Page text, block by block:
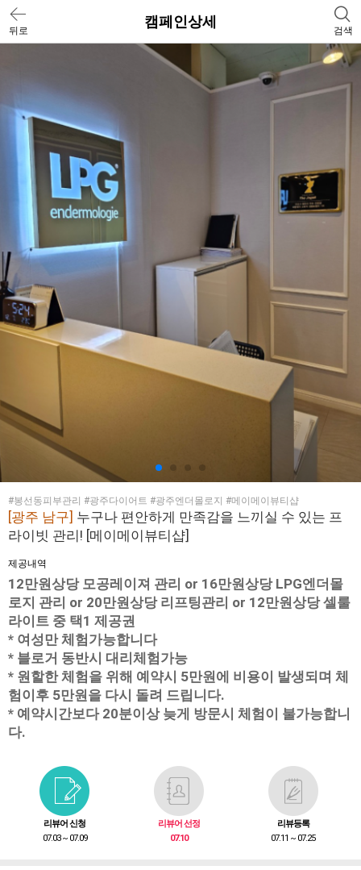
뒤로
캠페인상세
검색
#봉선동피부관리 #광주다이어트 #광주엔더몰로지 #메이메이뷰티샵
[광주 남구] 누구나 편안하게 만족감을 느끼실 수 있는 프
라이빗 관리! [메이메이뷰티샵]
제공내역
12만원상당 모공레이져 관리 or 16만원상당 LPG엔더몰
로지 관리 or 20만원상당 리프팅관리 or 12만원상당 셀룰
라이트 중 택1 제공권
* 여성만 체험가능합니다
* 블로거 동반시 대리체험가능
* 원할한 체험을 위해 예약시 5만원에 비용이 발생되며 체
험이후 5만원을 다시 돌려 드립니다.
* 예약시간보다 20분이상 늦게 방문시 체험이 불가능합니
다.
리뷰어 신청
07.03 ~ 07.09
리뷰어 선정
07.10
리뷰등록
07.11 ~ 07.25